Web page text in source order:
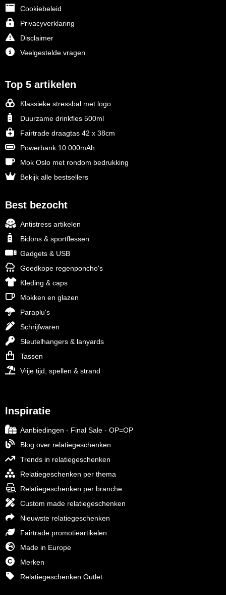
Cookiebeleid
Privacyverklaring
Disclaimer
Veelgestelde vragen
Top 5 artikelen
Klassieke stressbal met logo
Duurzame drinkfles 500ml
Fairtrade draagtas 42 x 38cm
Powerbank 10.000mAh
Mok Oslo met rondom bedrukking
Bekijk alle bestsellers
Best bezocht
Antistress artikelen
Bidons & sportflessen
Gadgets & USB
Goedkope regenponcho's
Kleding & caps
Mokken en glazen
Paraplu's
Schrijfwaren
Sleutelhangers & lanyards
Tassen
Vrije tijd, spellen & strand
Inspiratie
Aanbiedingen - Final Sale - OP=OP
Blog over relatiegeschenken
Trends in relatiegeschenken
Relatiegeschenken per thema
Relatiegeschenken per branche
Custom made relatiegeschenken
Nieuwste relatiegeschenken
Fairtrade promotieartikelen
Made in Europe
Merken
Relatiegeschenken Outlet